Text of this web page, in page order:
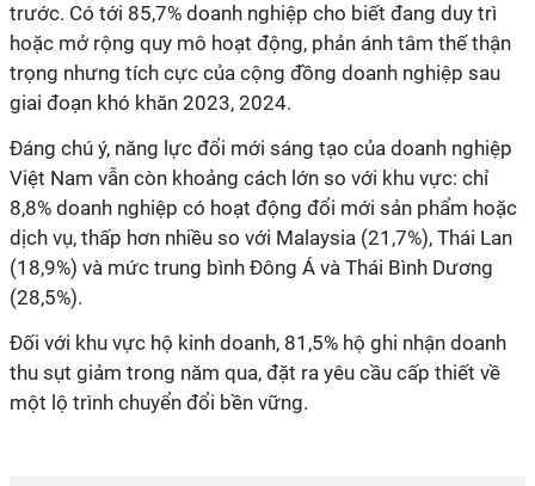
trước. Có tới 85,7% doanh nghiệp cho biết đang duy trì
hoặc mở rộng quy mô hoạt động, phản ánh tâm thế thận
trọng nhưng tích cực của cộng đồng doanh nghiệp sau
giai đoạn khó khăn 2023, 2024.
Đáng chú ý, năng lực đổi mới sáng tạo của doanh nghiệp
Việt Nam vẫn còn khoảng cách lớn so với khu vực: chỉ
8,8% doanh nghiệp có hoạt động đổi mới sản phẩm hoặc
dịch vụ, thấp hơn nhiều so với Malaysia (21,7%), Thái Lan
(18,9%) và mức trung bình Đông Á và Thái Bình Dương
(28,5%).
Đối với khu vực hộ kinh doanh, 81,5% hộ ghi nhận doanh
thu sụt giảm trong năm qua, đặt ra yêu cầu cấp thiết về
một lộ trình chuyển đổi bền vững.